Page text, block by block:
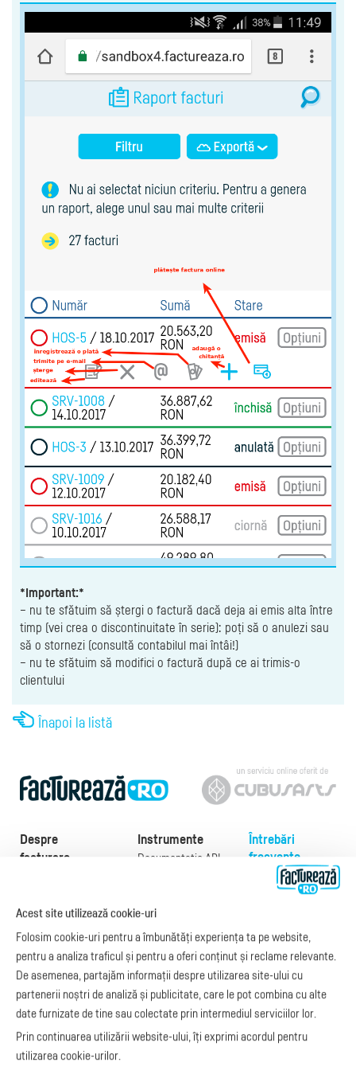
*Important:*
– nu te sfătuim să ștergi o factură dacă deja ai emis alta între
timp (vei crea o discontinuitate în serie): poți să o anulezi sau
să o stornezi (consultă contabilul mai întâi!)
– nu te sfătuim să modifici o factură după ce ai trimis-o
clientului
Înapoi la listă
Despre
facturare
Exemple de facturi
Model factură
Manual de
facturare
Legislaţie facturi
Facturare online
blog.factureaza.ro
Instrumente
Documentație API
e-Factura B2C
API e-Factura
e-Transport
Integrare Stripe
Integrare
SmartFintech
Integrare PrestaShop
Întrebări
frecvente
Despre noi
Acest site utilizează cookie-uri
Folosim cookie-uri pentru a îmbunătăți experiența ta pe website,
pentru a analiza traficul și pentru a oferi conținut și reclame relevante.
De asemenea, partajăm informații despre utilizarea site-ului cu
partenerii noștri de analiză și publicitate, care le pot combina cu alte
date furnizate de tine sau colectate prin intermediul serviciilor lor.
Prin continuarea utilizării website-ului, îți exprimi acordul pentru
utilizarea cookie-urilor.